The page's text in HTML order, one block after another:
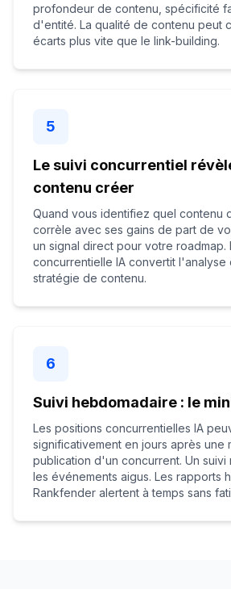
profondeur de contenu, spécificité
d'entité. La qualité de contenu peut
écarts plus vite que le link-building.
5
Le suivi concurrentiel
contenu créer
Quand vous identifiez quel contenu
corrèle avec ses gains de part de
un signal direct pour votre roadmap.
concurrentielle IA convertit l'analyse
stratégie de contenu.
6
Suivi hebdomadaire : le
Les positions concurrentielles IA
significativement en jours après une
publication d'un concurrent. Un suivi
les événements aigus. Les rapports
Rankfender alertent à temps sans